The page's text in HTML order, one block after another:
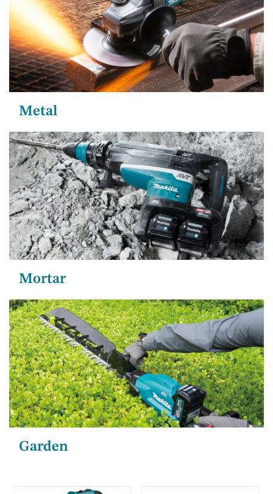
Metal
Mortar
Garden